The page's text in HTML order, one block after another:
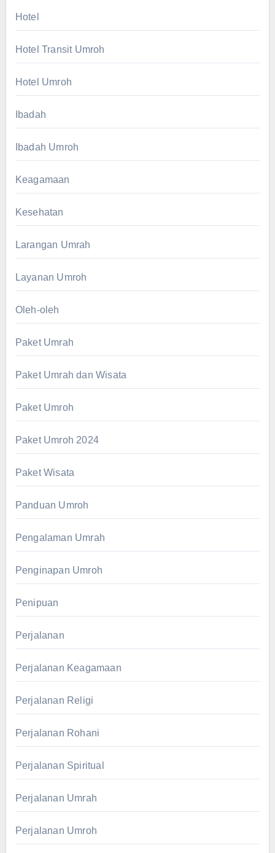
Hotel
Hotel Transit Umroh
Hotel Umroh
Ibadah
Ibadah Umroh
Keagamaan
Kesehatan
Larangan Umrah
Layanan Umroh
Oleh-oleh
Paket Umrah
Paket Umrah dan Wisata
Paket Umroh
Paket Umroh 2024
Paket Wisata
Panduan Umroh
Pengalaman Umrah
Penginapan Umroh
Penipuan
Perjalanan
Perjalanan Keagamaan
Perjalanan Religi
Perjalanan Rohani
Perjalanan Spiritual
Perjalanan Umrah
Perjalanan Umroh